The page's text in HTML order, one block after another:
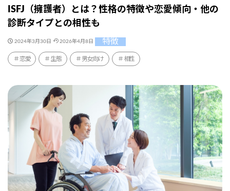
ISFJ（擁護者）とは？性格の特徴や恋愛傾向・他の
診断タイプとの相性も
2024年3月30日 2026年4月8日 特徴
恋愛 生態 男女向け 相性